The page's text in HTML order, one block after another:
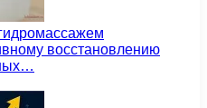
восстановлению